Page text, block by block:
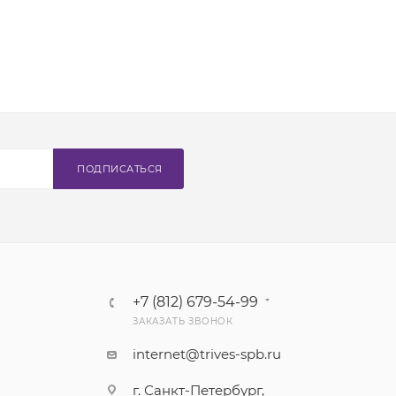
ПОДПИСАТЬСЯ
+7 (812) 679-54-99
ЗАКАЗАТЬ ЗВОНОК
internet@trives-spb.ru
г. Санкт-Петербург,